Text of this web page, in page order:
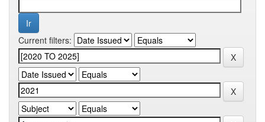
Current filters: